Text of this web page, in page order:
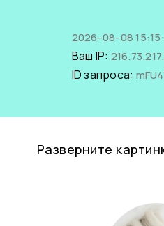
2026-08-08
Ваш IP:
ID запроса:
Разверните